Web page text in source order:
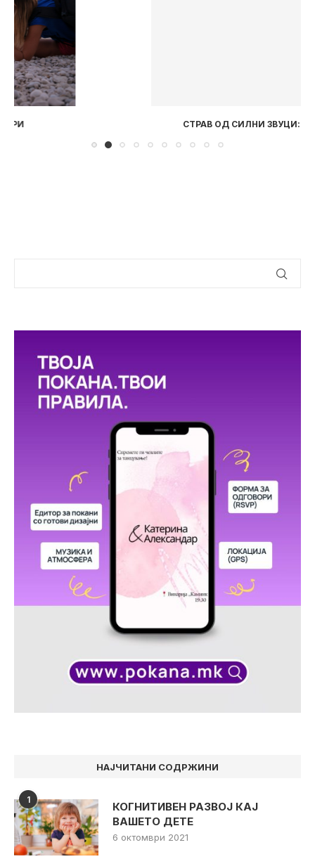
СТРАВ ОД СИЛНИ ЗВУЦИ: 3 ПРАКТИЧНИ ЧЕКОРИ
НАЈЧИТАНИ СОДРЖИНИ
1
КОГНИТИВЕН РАЗВОЈ КАЈ
ВАШЕТО ДЕТЕ
6 октомври 2021